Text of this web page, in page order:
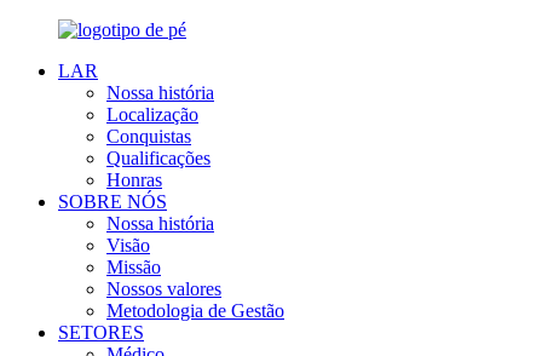
LAR
Nossa história
Localização
Conquistas
Qualificações
Honras
SOBRE NÓS
Nossa história
Visão
Missão
Nossos valores
Metodologia de Gestão
SETORES